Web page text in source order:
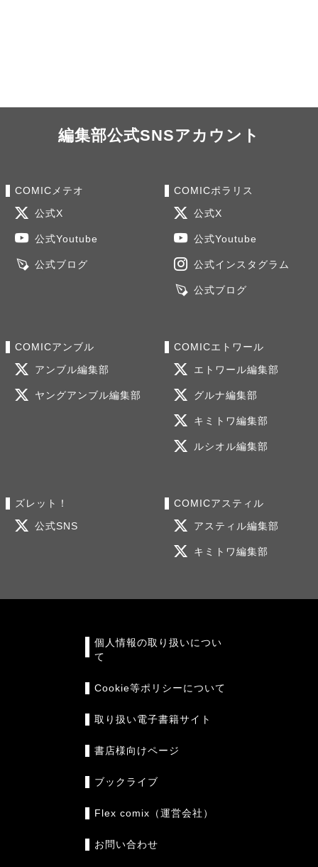
編集部公式SNSアカウント
COMICメテオ
公式X
公式Youtube
公式ブログ
COMICポラリス
公式X
公式Youtube
公式インスタグラム
公式ブログ
COMICアンブル
アンブル編集部
ヤングアンブル編集部
COMICエトワール
エトワール編集部
グルナ編集部
キミトワ編集部
ルシオル編集部
ズレット！
公式SNS
COMICアスティル
アスティル編集部
キミトワ編集部
個人情報の取り扱いについ
て
Cookie等ポリシーについて
取り扱い電子書籍サイト
書店様向けページ
ブックライブ
Flex comix（運営会社）
お問い合わせ